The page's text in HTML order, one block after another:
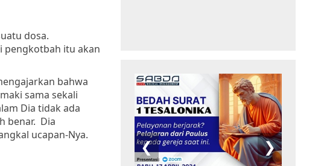
dosa.
pengkotbah itu akan
bahwa
sama sekali
Dia tidak ada
benar. Dia
ucapan-Nya.